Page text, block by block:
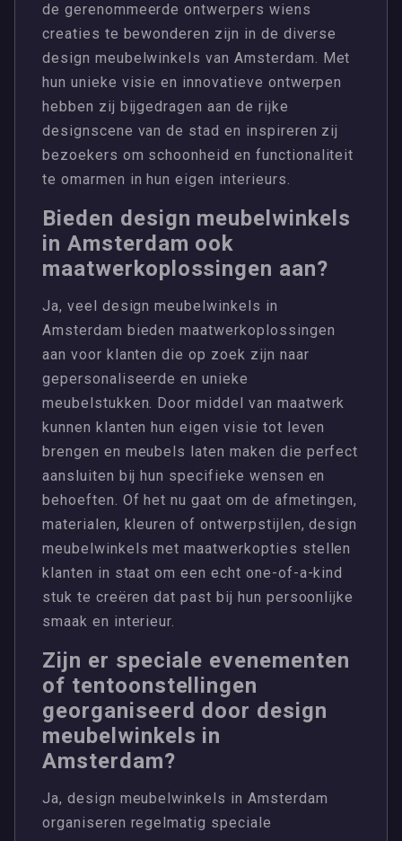
de gerenommeerde ontwerpers wiens
creaties te bewonderen zijn in de diverse
design meubelwinkels van Amsterdam. Met
hun unieke visie en innovatieve ontwerpen
hebben zij bijgedragen aan de rijke
designscene van de stad en inspireren zij
bezoekers om schoonheid en functionaliteit
te omarmen in hun eigen interieurs.
Bieden design meubelwinkels
in Amsterdam ook
maatwerkoplossingen aan?
Ja, veel design meubelwinkels in
Amsterdam bieden maatwerkoplossingen
aan voor klanten die op zoek zijn naar
gepersonaliseerde en unieke
meubelstukken. Door middel van maatwerk
kunnen klanten hun eigen visie tot leven
brengen en meubels laten maken die perfect
aansluiten bij hun specifieke wensen en
behoeften. Of het nu gaat om de afmetingen,
materialen, kleuren of ontwerpstijlen, design
meubelwinkels met maatwerkopties stellen
klanten in staat om een echt one-of-a-kind
stuk te creëren dat past bij hun persoonlijke
smaak en interieur.
Zijn er speciale evenementen
of tentoonstellingen
georganiseerd door design
meubelwinkels in
Amsterdam?
Ja, design meubelwinkels in Amsterdam
organiseren regelmatig speciale